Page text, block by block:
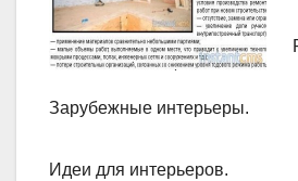
Зарубежные интерьеры.
Идеи для интерьеров.